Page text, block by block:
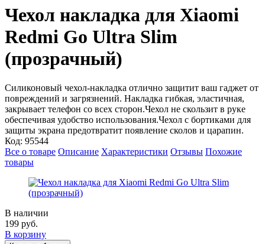
Чехол накладка для Xiaomi
Redmi Go Ultra Slim
(прозрачный)
Силиконовый чехол-накладка отлично защитит ваш гаджет от
повреждений и загрязнений. Накладка гибкая, эластичная,
закрывает телефон со всех сторон.Чехол не скользит в руке
обеспечивая удобство использования.Чехол с бортиками для
защиты экрана предотвратит появление сколов и царапин.
Код: 95544
Все о товаре Описание Характеристики Отзывы Похожие
товары
В наличии
199 руб.
В корзину